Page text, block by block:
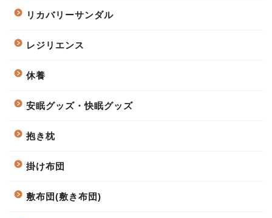
リカバリーサンダル
レジリエンス
休養
安眠グッズ・快眠グッズ
抱き枕
掛け布団
敷布団(敷き布団)